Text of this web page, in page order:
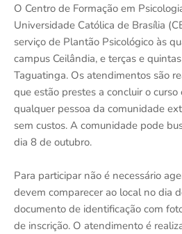
O Centro de Formação em
Universidade Católica de Brasília
serviço de Plantão Psicológico às
campus Ceilândia, e terças e
Taguatinga. Os atendimentos são
que estão prestes a concluir o curso
qualquer pessoa da comunidade
sem custos. A comunidade pode
dia 8 de outubro.
Para participar não é necessário
devem comparecer ao local no dia
documento de identificação com
de inscrição. O atendimento é